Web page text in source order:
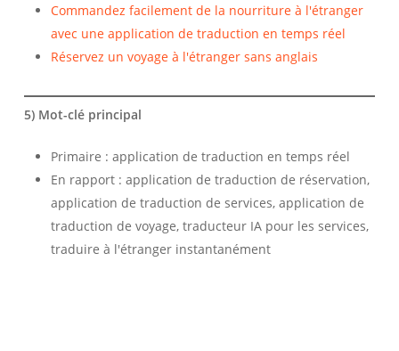
Commandez facilement de la nourriture à l'étranger
avec une application de traduction en temps réel
Réservez un voyage à l'étranger sans anglais
5) Mot-clé principal
Primaire : application de traduction en temps réel
En rapport : application de traduction de réservation,
application de traduction de services, application de
traduction de voyage, traducteur IA pour les services,
traduire à l'étranger instantanément